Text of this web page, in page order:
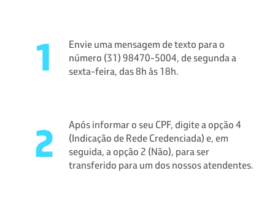
Envie uma mensagem de texto para o
número (31) 98470-5004, de segunda a
sexta-feira, das 8h às 18h.
Após informar o seu CPF, digite a opção 4
(Indicação de Rede Credenciada) e, em
seguida, a opção 2 (Não), para ser
transferido para um dos nossos atendentes.